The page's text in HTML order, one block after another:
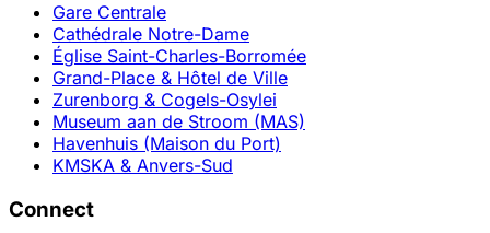
Gare Centrale
Cathédrale Notre-Dame
Église Saint-Charles-Borromée
Grand-Place & Hôtel de Ville
Zurenborg & Cogels-Osylei
Museum aan de Stroom (MAS)
Havenhuis (Maison du Port)
KMSKA & Anvers-Sud
Connect